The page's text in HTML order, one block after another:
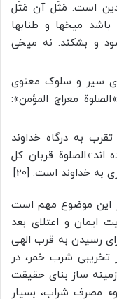
است. مَثَل آن مَثَل
ميخها و طنابها
و بشكند. نه ميخى
سیر و سلوک معنوى
معراج المؤمن»:
تقرب به درگاه خداوند
اند:«الصلوة قربان کل
به خداوند است. [20]
این موضوع مهم است
ایمان و اعتلای بعد
رسیدن به قرب الهی
تخریبى شرب خمر، در
ساز بنای حقیقت
مصرف شراب، بسیار